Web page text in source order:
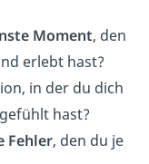
Moment, den
erlebt hast?
in der du dich
gefühlt hast?
Fehler, den du je